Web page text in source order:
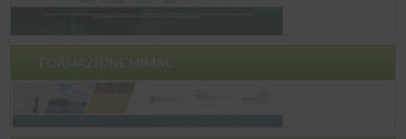
FORMAZIONE MIMAC